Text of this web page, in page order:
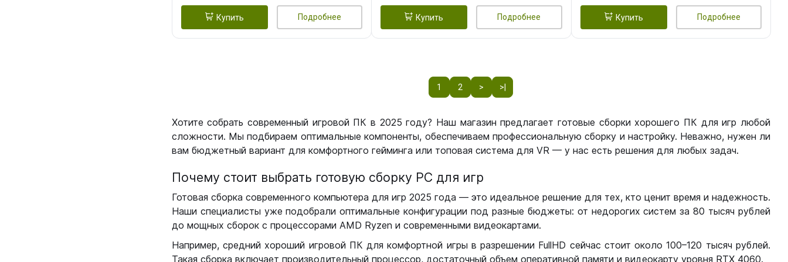
Купить Подробнее Купить Подробнее Купить Подробнее
1 2 > >|
Хотите собрать современный игровой ПК в 2025 году? Наш магазин предлагает готовые сборки хорошего ПК для игр любой
сложности. Мы подбираем оптимальные компоненты, обеспечиваем профессиональную сборку и настройку. Неважно, нужен ли
вам бюджетный вариант для комфортного гейминга или топовая система для VR — у нас есть решения для любых задач.
Почему стоит выбрать готовую сборку РС для игр
Готовая сборка современного компьютера для игр 2025 года — это идеальное решение для тех, кто ценит время и надежность.
Наши специалисты уже подобрали оптимальные конфигурации под разные бюджеты: от недорогих систем за 80 тысяч рублей
до мощных сборок с процессорами AMD Ryzen и современными видеокартами.
Например, средний хороший игровой ПК для комфортной игры в разрешении FullHD сейчас стоит около 100–120 тысяч рублей.
Такая сборка включает производительный процессор, достаточный объем оперативной памяти и видеокарту уровня RTX 4060.